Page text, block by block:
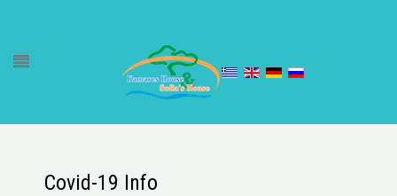
Covid-19 Info